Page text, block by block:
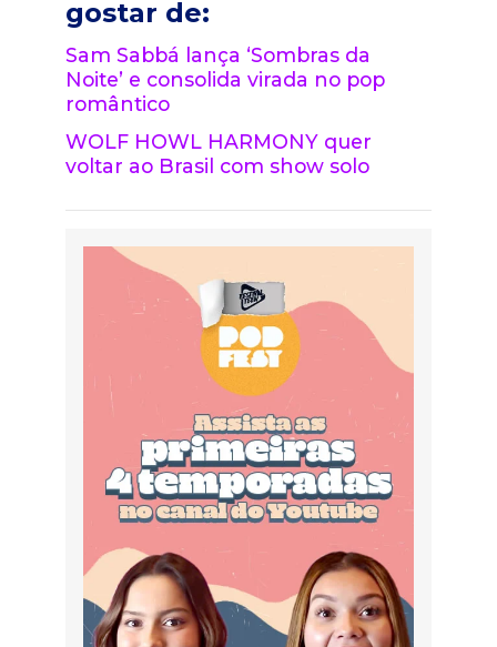
gostar de:
Sam Sabbá lança ‘Sombras da
Noite’ e consolida virada no pop
romântico
WOLF HOWL HARMONY quer
voltar ao Brasil com show solo